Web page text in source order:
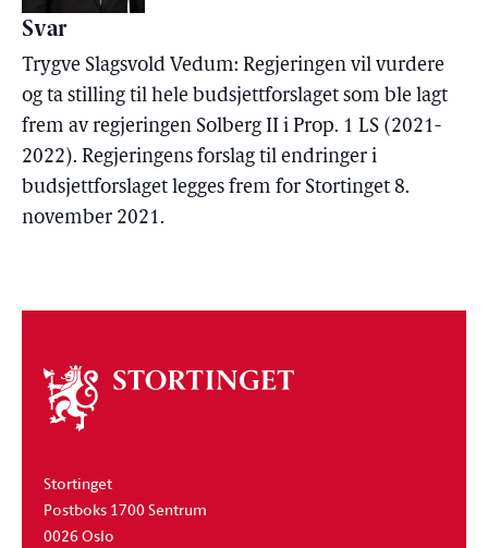
Svar
Trygve Slagsvold Vedum: Regjeringen vil vurdere
og ta stilling til hele budsjettforslaget som ble lagt
frem av regjeringen Solberg II i Prop. 1 LS (2021-
2022). Regjeringens forslag til endringer i
budsjettforslaget legges frem for Stortinget 8.
november 2021.
Om
stortinget
Stortinget
Postboks 1700 Sentrum
0026 Oslo